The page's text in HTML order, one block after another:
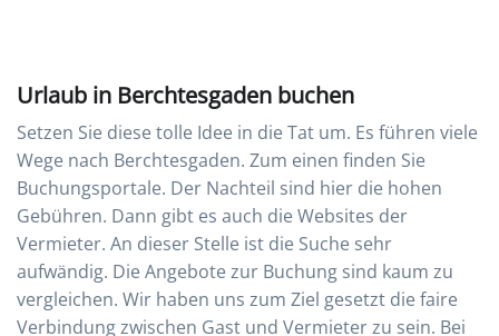
Urlaub in Berchtesgaden buchen
Setzen Sie diese tolle Idee in die Tat um. Es führen viele
Wege nach Berchtesgaden. Zum einen finden Sie
Buchungsportale. Der Nachteil sind hier die hohen
Gebühren. Dann gibt es auch die Websites der
Vermieter. An dieser Stelle ist die Suche sehr
aufwändig. Die Angebote zur Buchung sind kaum zu
vergleichen. Wir haben uns zum Ziel gesetzt die faire
Verbindung zwischen Gast und Vermieter zu sein. Bei